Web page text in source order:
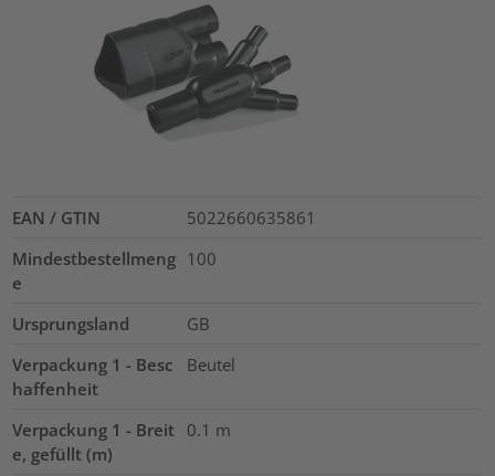
EAN / GTIN
5022660635861
Mindestbestellmeng
e
100
Ursprungsland
GB
Verpackung 1 - Besc
haffenheit
Beutel
Verpackung 1 - Breit
e, gefüllt (m)
0.1 m